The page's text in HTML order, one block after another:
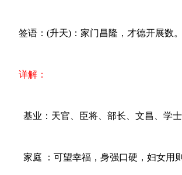
签语：(升天)：家门昌隆，才德开展数
详解：
基业：天官、臣将、部长、文昌、学士
家庭 ：可望幸福，身强口硬，妇女用则